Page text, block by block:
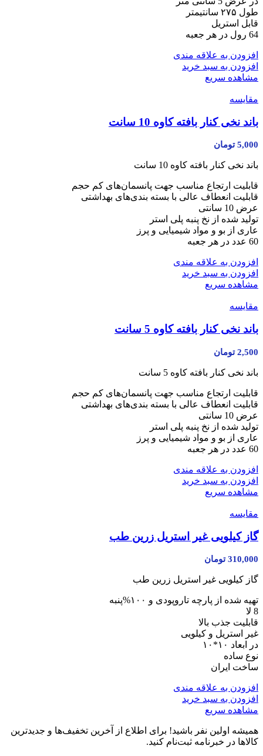
طول ۲۷۵ سانتیمتر
قابل استریل
64 رول در هر جعبه
افزودن به علاقه مندی
افزودن به سبد خرید
مشاهده سریع
مقایسه
باند نخی کنار بافته کاوه 10 سانت
5,000 تومان
باند نخی کنار بافته کاوه 10 سانت
قابلیت ارتجاع مناسب جهت پانسمان‌های کم حجم
قابلیت انعطاف عالی با بسته بندی‌های بهداشتی
عرض 10 سانتی
تولید شده از نخ پنبه پلی استر
عاری از بو و مواد شیمیایی و پرز
60 عدد در هر جعبه
افزودن به علاقه مندی
افزودن به سبد خرید
مشاهده سریع
مقایسه
باند نخی کنار بافته کاوه 5 سانت
2,500 تومان
باند نخی کنار بافته کاوه 5 سانت
قابلیت ارتجاع مناسب جهت پانسمان‌های کم حجم
قابلیت انعطاف عالی با بسته بندی‌های بهداشتی
عرض 10 سانتی
تولید شده از نخ پنبه پلی استر
عاری از بو و مواد شیمیایی و پرز
60 عدد در هر جعبه
افزودن به علاقه مندی
افزودن به سبد خرید
مشاهده سریع
مقایسه
گاز کیلویی غیر استریل زرین طب
310,000 تومان
گاز کیلویی غیر استریل زرین طب
تهیه شده از پارچه تاروپودی و ۱۰۰%پنبه
8 لا
قابلیت جذب بالا
غیر استریل و کیلویی
در ابعاد ۱۰*۱۰
نوع ساده
ساخت ایران
افزودن به علاقه مندی
افزودن به سبد خرید
مشاهده سریع
همیشه اولین نفر باشید! برای اطلاع از آخرین تخفیف‌ها و جدیدترین
کالاها در خبرنامه ثبت‌نام کنید.